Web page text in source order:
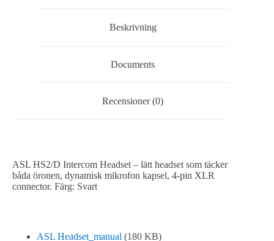
Beskrivning
Documents
Recensioner (0)
ASL HS2/D Intercom Headset – lätt headset som täcker
båda öronen, dynamisk mikrofon kapsel, 4-pin XLR
connector. Färg: Svart
ASL Headset_manual (180 KB)